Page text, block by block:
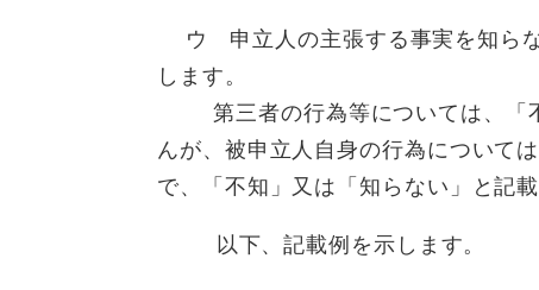
ウ 申立人の主張する事実を知らな
します。
第三者の行為等については、「不
んが、被申立人自身の行為について
で、「不知」又は「知らない」と記
以下、記載例を示します。